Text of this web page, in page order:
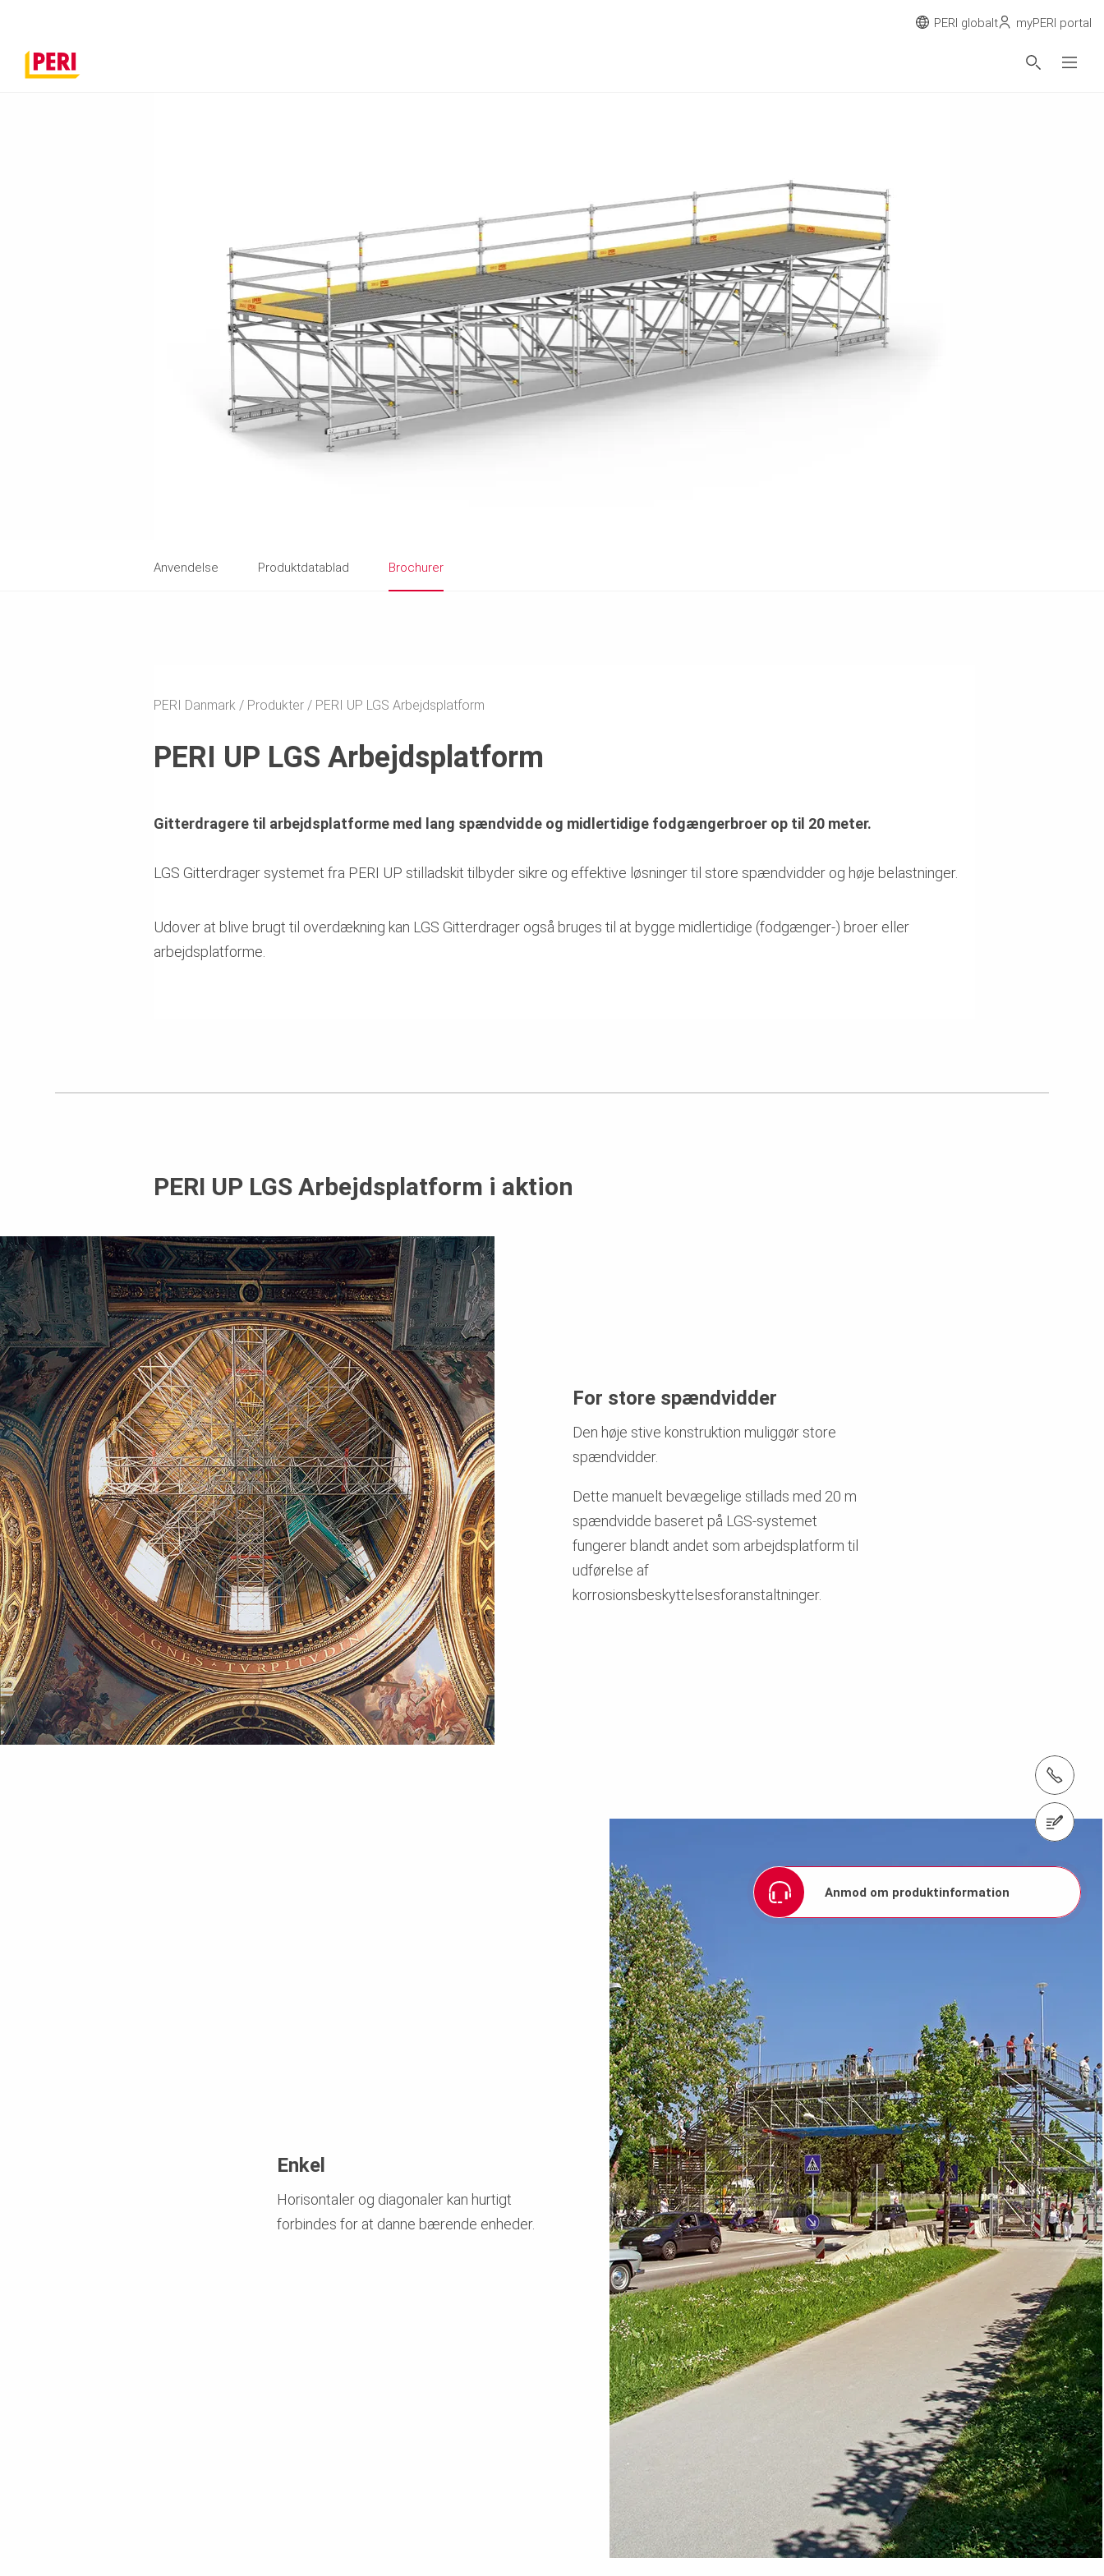
Kontakt os
Anmod om produktinformation
Anvendelse Produktdatablad Brochurer
PERI Danmark Produkter PERI UP LGS Arbejdsplatform
PERI UP LGS Arbejdsplatform
Gitterdragere til arbejdsplatforme med lang spændvidde og midlertidige fodgængerbroer op til 20 meter.
LGS Gitterdrager systemet fra PERI UP stilladskit tilbyder sikre og effektive løsninger til store spændvidder og høje belastninger.
Udover at blive brugt til overdækning kan LGS Gitterdrager også bruges til at bygge midlertidige (fodgænger-) broer eller
arbejdsplatforme.
PERI UP LGS Arbejdsplatform i aktion
For store spændvidder
Den høje stive konstruktion muliggør store
spændvidder.
Dette manuelt bevægelige stillads med 20 m
spændvidde baseret på LGS-systemet
fungerer blandt andet som arbejdsplatform til
udførelse af
korrosionsbeskyttelsesforanstaltninger.
Enkel
Horisontaler og diagonaler kan hurtigt
forbindes for at danne bærende enheder.
PERI globalt myPERI portal